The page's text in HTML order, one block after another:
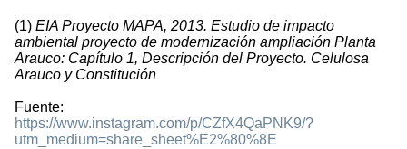
(1) EIA Proyecto MAPA, 2013. Estudio de impacto
ambiental proyecto de modernización ampliación Planta
Arauco: Capítulo 1, Descripción del Proyecto. Celulosa
Arauco y Constitución
Fuente:
https://www.instagram.com/p/CZfX4QaPNK9/?
utm_medium=share_sheet%E2%80%8E